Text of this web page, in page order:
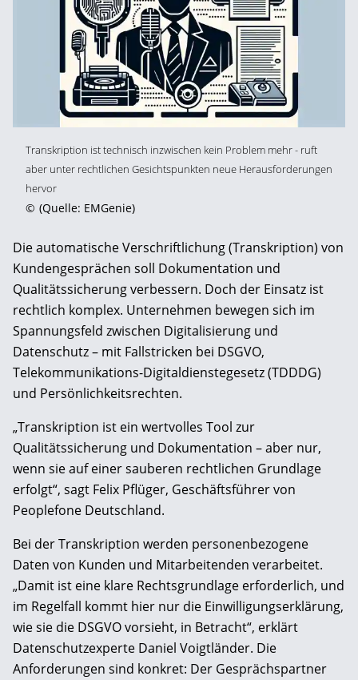
Transkription ist technisch inzwischen kein Problem mehr - ruft
aber unter rechtlichen Gesichtspunkten neue Herausforderungen
hervor
© (Quelle: EMGenie)
Die automatische Verschriftlichung (Transkription) von
Kundengesprächen soll Dokumentation und
Qualitätssicherung verbessern. Doch der Einsatz ist
rechtlich komplex. Unternehmen bewegen sich im
Spannungsfeld zwischen Digitalisierung und
Datenschutz – mit Fallstricken bei DSGVO,
Telekommunikations-Digitaldienstegesetz (TDDDG)
und Persönlichkeitsrechten.
„Transkription ist ein wertvolles Tool zur
Qualitätssicherung und Dokumentation – aber nur,
wenn sie auf einer sauberen rechtlichen Grundlage
erfolgt“, sagt Felix Pflüger, Geschäftsführer von
Peoplefone Deutschland.
Bei der Transkription werden personenbezogene
Daten von Kunden und Mitarbeitenden verarbeitet.
„Damit ist eine klare Rechtsgrundlage erforderlich, und
im Regelfall kommt hier nur die Einwilligungserklärung,
wie sie die DSGVO vorsieht, in Betracht“, erklärt
Datenschutzexperte Daniel Voigtländer. Die
Anforderungen sind konkret: Der Gesprächspartner